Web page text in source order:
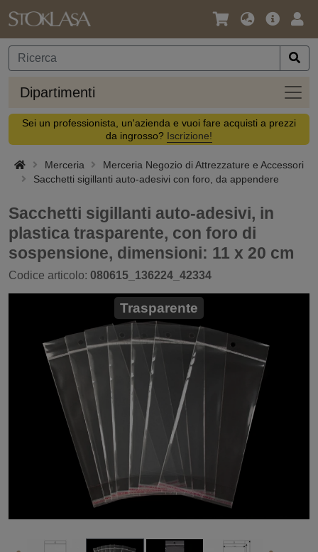
Lingua
Valuta
Offerta
Dipartimenti
Sei un professionista, un'azienda e vuoi fare acquisti a prezzi
da ingrosso? Iscrizione!
Merceria
Merceria Negozio di Attrezzature e Accessori
Sacchetti sigillanti auto-adesivi con foro, da appendere
Sacchetti sigillanti auto-adesivi, in
plastica trasparente, con foro di
sospensione, dimensioni: 11 x 20 cm
Codice articolo: 080615_136224_42334
Trasparente